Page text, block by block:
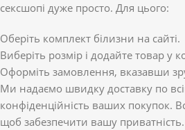
сексшопі дуже просто. Для цього:
Оберіть комплект білизни на сайті.
Виберіть розмір і додайте товар у
Оформіть замовлення, вказавши
Ми надаємо швидку доставку по
конфіденційність ваших покупок.
щоб забезпечити вашу приватність.